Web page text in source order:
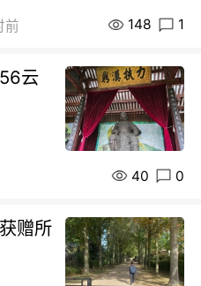
前 148 1
云
40 0
赠所